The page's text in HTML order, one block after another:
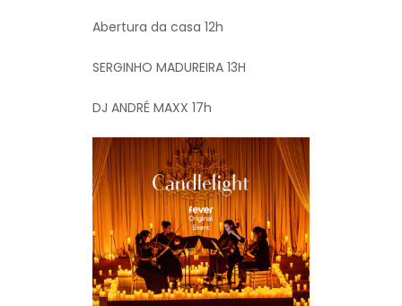
Abertura da casa 12h
SERGINHO MADUREIRA 13H
DJ ANDRÉ MAXX 17h